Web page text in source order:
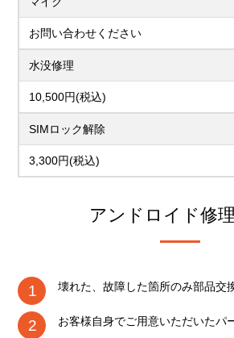
お問い合わせください
水没修理
10,500円(税込)
SIMロック解除
3,300円(税込)
アンドロイド修
壊れた、故障した箇所のみ部品交
お客様自身でご用意いただいたパ